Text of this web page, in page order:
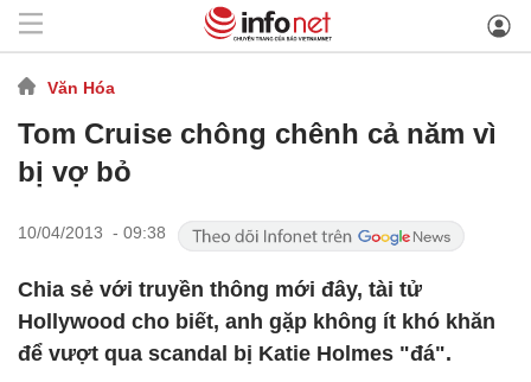
Văn Hóa
Tom Cruise chông chênh cả năm vì
bị vợ bỏ
10/04/2013 - 09:38
Chia sẻ với truyền thông mới đây, tài tử
Hollywood cho biết, anh gặp không ít khó khăn
để vượt qua scandal bị Katie Holmes "đá".